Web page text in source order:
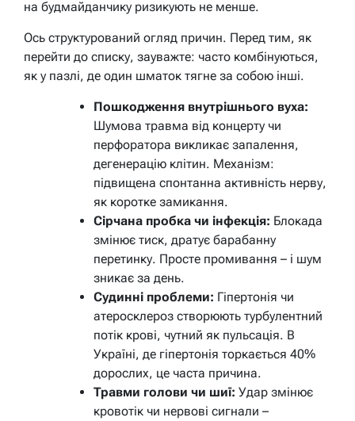
на будмайданчику ризикують не менше.
Ось структурований огляд причин. Перед тим, як
перейти до списку, зауважте: часто комбінуються,
як у пазлі, де один шматок тягне за собою інші.
Пошкодження внутрішнього вуха:
Шумова травма від концерту чи
перфоратора викликає запалення,
дегенерацію клітин. Механізм:
підвищена спонтанна активність нерву,
як коротке замикання.
Сірчана пробка чи інфекція: Блокада
змінює тиск, дратує барабанну
перетинку. Просте промивання – і шум
зникає за день.
Судинні проблеми: Гіпертонія чи
атеросклероз створюють турбулентний
потік крові, чутний як пульсація. В
Україні, де гіпертонія торкається 40%
дорослих, це часта причина.
Травми голови чи шиї: Удар змінює
кровотік чи нервові сигнали –